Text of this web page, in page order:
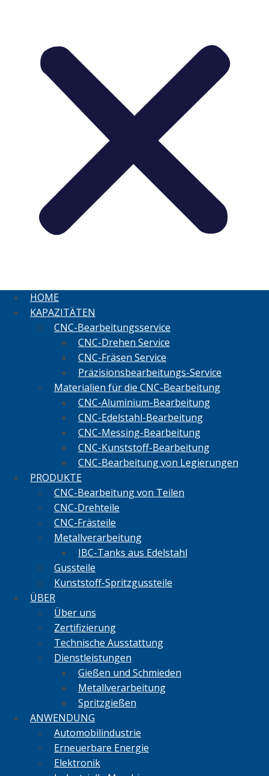
HOME
KAPAZITÄTEN
CNC-Bearbeitungsservice
CNC-Drehen Service
CNC-Fräsen Service
Präzisionsbearbeitungs-Service
Materialien für die CNC-Bearbeitung
CNC-Aluminium-Bearbeitung
CNC-Edelstahl-Bearbeitung
CNC-Messing-Bearbeitung
CNC-Kunststoff-Bearbeitung
CNC-Bearbeitung von Legierungen
PRODUKTE
CNC-Bearbeitung von Teilen
CNC-Drehteile
CNC-Frästeile
Metallverarbeitung
IBC-Tanks aus Edelstahl
Gussteile
Kunststoff-Spritzgussteile
ÜBER
Über uns
Zertifizierung
Technische Ausstattung
Dienstleistungen
Gießen und Schmieden
Metallverarbeitung
Spritzgießen
ANWENDUNG
Automobilindustrie
Erneuerbare Energie
Elektronik